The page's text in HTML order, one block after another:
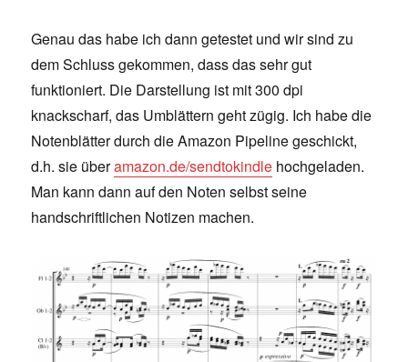
Genau das habe ich dann getestet und wir sind zu
dem Schluss gekommen, dass das sehr gut
funktioniert. Die Darstellung ist mit 300 dpi
knackscharf, das Umblättern geht zügig. Ich habe die
Notenblätter durch die Amazon Pipeline geschickt,
d.h. sie überamazon.de/sendtokindle hochgeladen.
Man kann dann auf den Noten selbst seine
handschriftlichen Notizen machen.